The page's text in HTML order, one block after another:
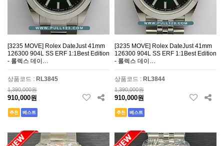
[3235 MOVE] Rolex DateJust 41mm
126300 904L SS ERF 1:1Best Edition
- 롤렉스 데이…
상품코드 : RL3845
1,390,000원
910,000원
추천 베스트
[3235 MOVE] Rolex DateJust 41mm
126300 904L SS ERF 1:1Best Edition
- 롤렉스 데이…
상품코드 : RL3844
1,390,000원
910,000원
추천 베스트